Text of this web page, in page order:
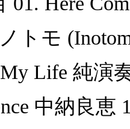
トモ
Life 純演
中納良